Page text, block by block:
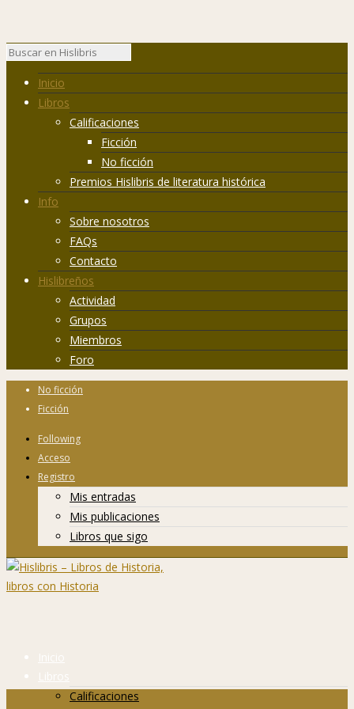
Inicio
Libros
Calificaciones
Ficción
No ficción
Premios Hislibris de literatura histórica
Info
Sobre nosotros
FAQs
Contacto
Hislibreños
Actividad
Grupos
Miembros
Foro
No ficción
Ficción
Following
Acceso
Registro
Mis entradas
Mis publicaciones
Libros que sigo
Inicio
Libros
Calificaciones